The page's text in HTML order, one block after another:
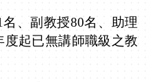
名、副教授80名、助理
度起已無講師職級之教